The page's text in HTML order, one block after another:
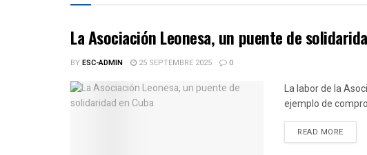
La Asociación Leonesa, un puente de
BYESC-ADMIN 25 SEPTEMBRE 2025 0
La labor de la
ejemplo de
READ MORE